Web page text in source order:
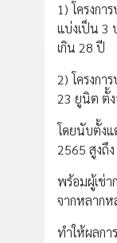
1) โครงก
แบ่งเป็น 3
เกิน 28 ปี
2) โครงกา
23 ยูนิต ตั้
โดยนับตั้งแ
2565 สูงถึ
พร้อมผู้เช่า
จากหลาก
ทำให้ผลกา